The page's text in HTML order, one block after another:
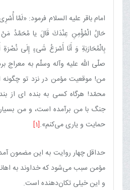
امام باقر علیه السلام فرمود: «لَمَّا
حَالُ الْمُؤْمِنِ عِنْدَكَ قَالَ یا مُحَمَّدُ مَنْ
بِالْمُحَارَبَةِ وَ أَنَا أَسْرَعُ شَی‌ءٍ إِلَی نُصْرَةِ
صلّی الله علیه وآله وسلّم به معراج
من! موقعیت مؤمن در نزد تو
محمّد! هرگاه كسی به بنده ای از
جنگ با من برآمده است، و من بسیار
حمایت و یاری می‌كنم».[1]
حداقل چهار روایت به این مضمون
مؤمن سبب می‌شود كه خداوند به
و این خیلی تكان‌دهنده است.